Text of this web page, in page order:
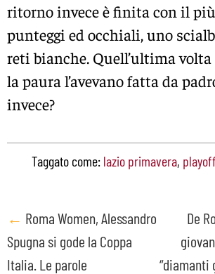
ritorno invece è finita con il
punteggi ed occhiali, uno
reti bianche. Quell’ultima
la paura l’avevano fatta da
invece?
Taggato come: lazio primavera, playoff
Post
navigation
← Roma Women, Alessandro
Spugna si gode la Coppa
Italia. Le parole
De
“diamanti